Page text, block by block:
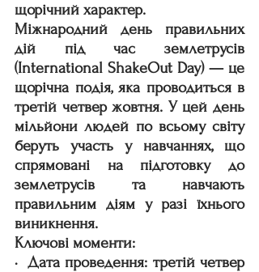
щорічний характер.
Міжнародний день правильних
дій під час землетрусів
(International ShakeOut Day) — це
щорічна подія, яка проводиться в
третій четвер жовтня. У цей день
мільйони людей по всьому світу
беруть участь у навчаннях, що
спрямовані на підготовку до
землетрусів та навчають
правильним діям у разі їхнього
виникнення.
Ключові моменти:
·  Дата проведення: третій четвер